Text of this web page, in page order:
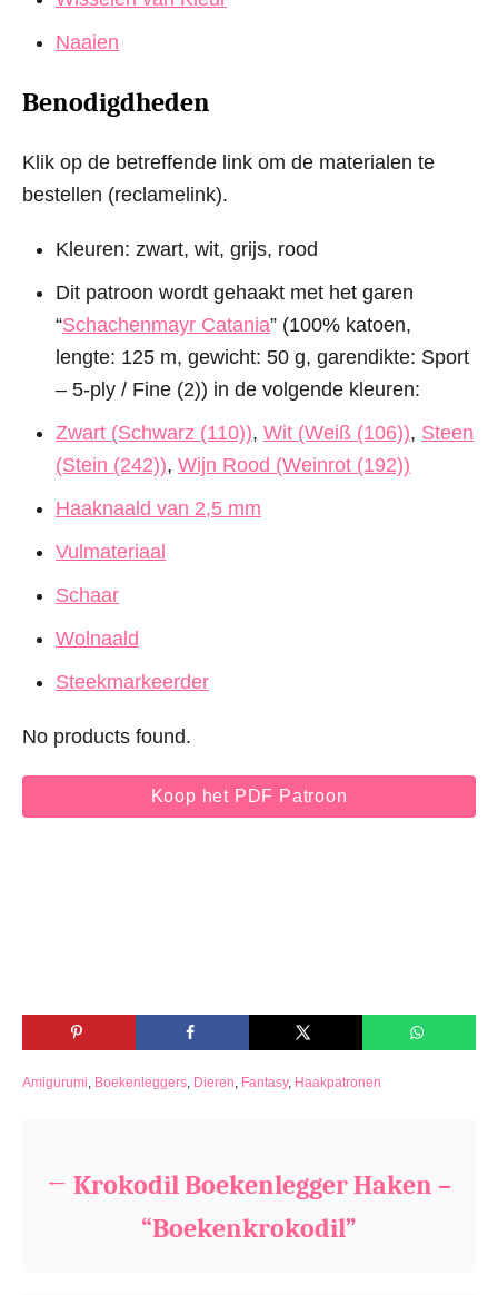
Naaien
Benodigdheden
Klik op de betreffende link om de materialen te
bestellen (reclamelink).
Kleuren: zwart, wit, grijs, rood
Dit patroon wordt gehaakt met het garen
“Schachenmayr Catania” (100% katoen,
lengte: 125 m, gewicht: 50 g, garendikte: Sport
– 5-ply / Fine (2)) in de volgende kleuren:
Zwart (Schwarz (110)), Wit (Weiß (106)), Steen
(Stein (242)), Wijn Rood (Weinrot (192))
Haaknaald van 2,5 mm
Vulmateriaal
Schaar
Wolnaald
Steekmarkeerder
No products found.
Koop het PDF Patroon
C
Amigurumi, Boekenleggers, Dieren, Fantasy, Haakpatronen
Krokodil Boekenlegger Haken –
“Boekenkrokodil”